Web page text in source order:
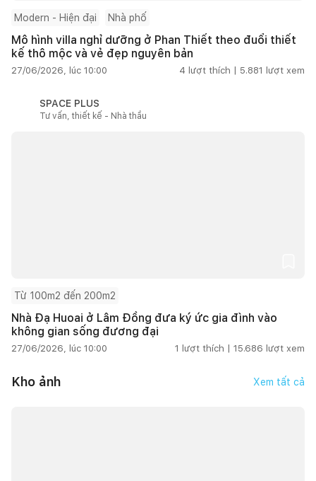
Modern - Hiện đại Nhà phố
Mô hình villa nghỉ dưỡng ở Phan Thiết theo đuổi thiết
kế thô mộc và vẻ đẹp nguyên bản
27/06/2026, lúc 10:00 4 lượt thích | 5.881 lượt xem
SPACE PLUS
Tư vấn, thiết kế - Nhà thầu
Từ 100m2 đến 200m2
Nhà Đạ Huoai ở Lâm Đồng đưa ký ức gia đình vào
không gian sống đương đại
27/06/2026, lúc 10:00 1 lượt thích | 15.686 lượt xem
Kho ảnh Xem tất cả